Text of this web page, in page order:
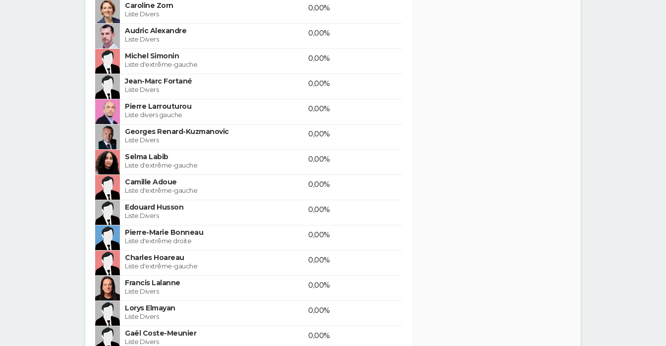
Caroline Zorn
Liste Divers
0,00%
Audric Alexandre
Liste Divers
0,00%
Michel Simonin
Liste d'extrême-gauche
0,00%
Jean-Marc Fortané
Liste Divers
0,00%
Pierre Larrouturou
Liste divers gauche
0,00%
Georges Renard-Kuzmanovic
Liste Divers
0,00%
Selma Labib
Liste d'extrême-gauche
0,00%
Camille Adoue
Liste d'extrême-gauche
0,00%
Edouard Husson
Liste Divers
0,00%
Pierre-Marie Bonneau
Liste d'extrême droite
0,00%
Charles Hoareau
Liste d'extrême-gauche
0,00%
Francis Lalanne
Liste Divers
0,00%
Lorys Elmayan
Liste Divers
0,00%
Gaël Coste-Meunier
Liste Divers
0,00%